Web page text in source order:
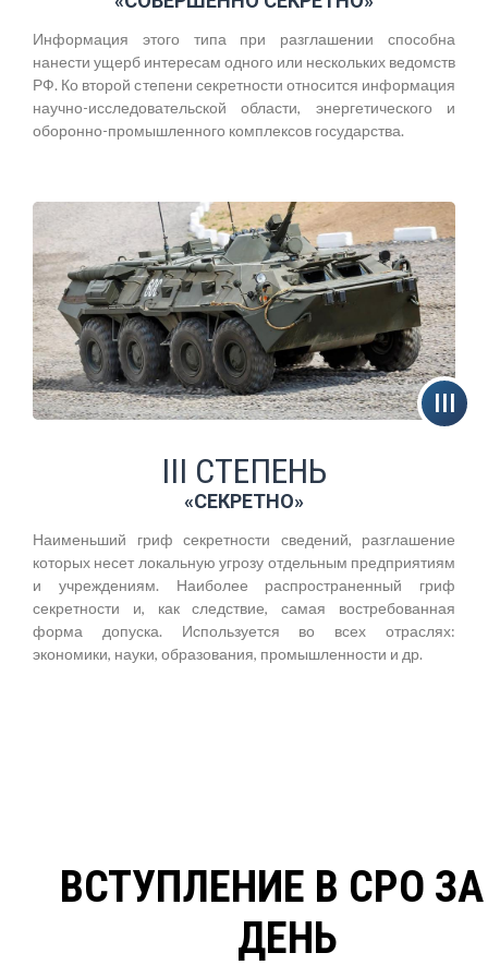
Информация этого типа при разглашении способна
нанести ущерб интересам одного или нескольких ведомств
РФ. Ко второй степени секретности относится информация
научно-исследовательской области, энергетического и
оборонно-промышленного комплексов государства.
III СТЕПЕНЬ
«СЕКРЕТНО»
Наименьший гриф секретности сведений, разглашение
которых несет локальную угрозу отдельным предприятиям
и учреждениям. Наиболее распространенный гриф
секретности и, как следствие, самая востребованная
форма допуска. Используется во всех отраслях:
экономики, науки, образования, промышленности и др.
ВСТУПЛЕНИЕ В СРО
ДЕНЬ